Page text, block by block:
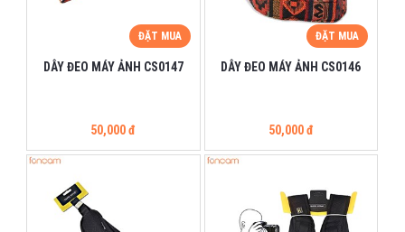
ĐẶT MUA
DÂY ĐEO MÁY ẢNH CS0147
50,000 đ
ĐẶT MUA
DÂY ĐEO MÁY ẢNH CS0146
50,000 đ